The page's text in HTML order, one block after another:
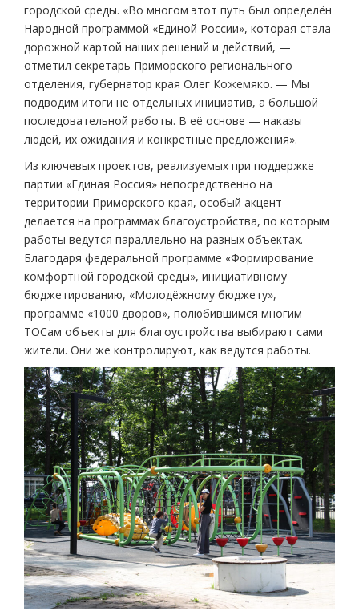
городской среды. «Во многом этот путь был определён
Народной программой «Единой России», которая стала
дорожной картой наших решений и действий, —
отметил секретарь Приморского регионального
отделения, губернатор края Олег Кожемяко. — Мы
подводим итоги не отдельных инициатив, а большой
последовательной работы. В её основе — наказы
людей, их ожидания и конкретные предложения».
Из ключевых проектов, реализуемых при поддержке
партии «Единая Россия» непосредственно на
территории Приморского края, особый акцент
делается на программах благоустройства, по которым
работы ведутся параллельно на разных объектах.
Благодаря федеральной программе «Формирование
комфортной городской среды», инициативному
бюджетированию, «Молодёжному бюджету»,
программе «1000 дворов», полюбившимся многим
ТОСам объекты для благоустройства выбирают сами
жители. Они же контролируют, как ведутся работы.